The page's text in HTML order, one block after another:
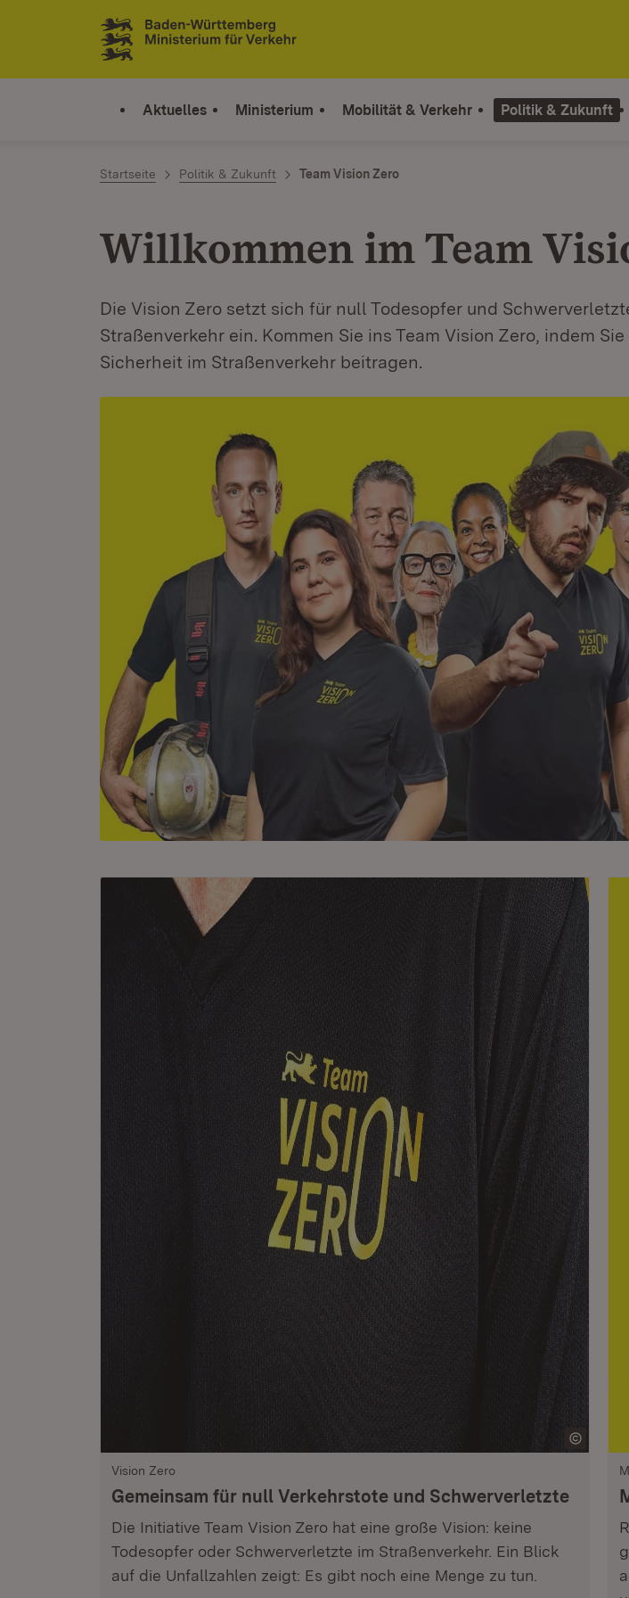
Zum Inhalt springen
Link zur Startseite
Aktuelles Ministerium Mobilität & Verkehr Politik & Zukunft
Startseite Politik & Zukunft Team Vision Zero
Willkommen im Team
Die Vision Zero setzt sich für null Todesopfer und
Straßenverkehr ein. Kommen Sie ins Team Vision Zero, indem
Sicherheit im Straßenverkehr beitragen.
Vision Zero
Gemeinsam für null Verkehrstote und Schwerverletzte
Die Initiative Team Vision Zero hat eine große Vision: keine
Todesopfer oder Schwerverletzte im Straßenverkehr. Ein Blick
auf die Unfallzahlen zeigt: Es gibt noch eine Menge zu tun.